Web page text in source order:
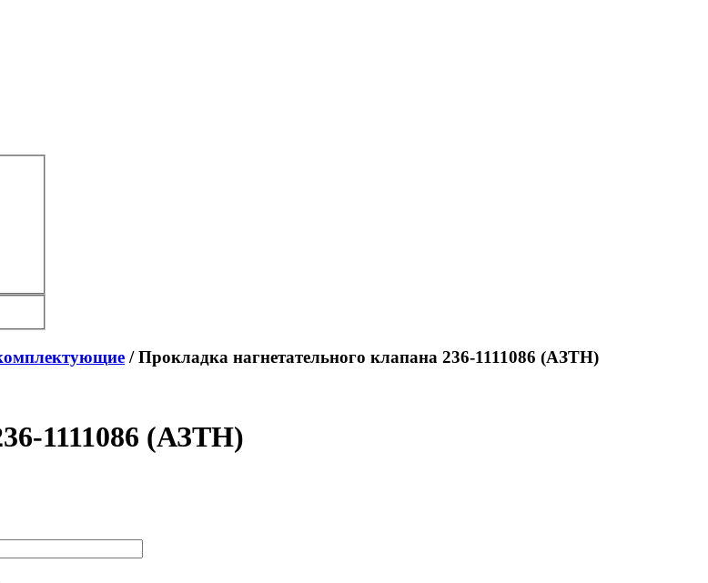
/ Прокладка нагнетательного клапана 236-1111086 (АЗТН)
1111086 (АЗТН)